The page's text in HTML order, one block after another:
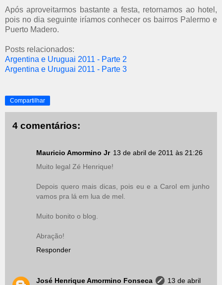
Após aproveitarmos bastante a festa, retornamos ao hotel,
pois no dia seguinte iríamos conhecer os bairros Palermo e
Puerto Madero.
Posts relacionados:
Argentina e Uruguai 2011 - Parte 2
Argentina e Uruguai 2011 - Parte 3
Compartilhar
4 comentários:
Mauricio Amormino Jr 13 de abril de 2011 às 21:26
Muito legal Zé Henrique!
Depois quero mais dicas, pois eu e a Carol em junho
vamos pra lá em lua de mel.
Muito bonito o blog.
Abração!
Responder
José Henrique Amormino Fonseca
13 de abril